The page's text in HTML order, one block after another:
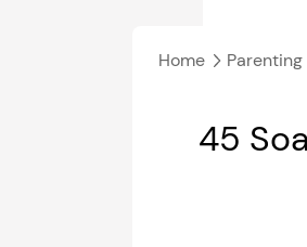
Home Parenting
45